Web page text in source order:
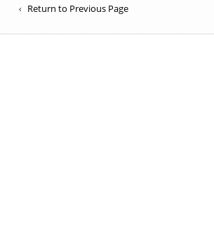
Return to Previous Page